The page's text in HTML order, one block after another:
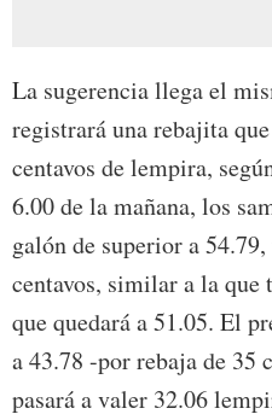
La sugerencia llega el
registrará una rebajita
centavos de lempira,
6.00 de la mañana, los
galón de superior a
centavos, similar a la que
que quedará a 51.05. El
a 43.78 -por rebaja de 35
pasará a valer 32.06